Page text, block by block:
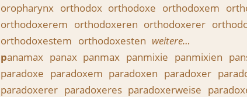
oropharynx orthodox orthodoxe orthodoxem
orthodoxerem orthodoxeren orthodoxerer
orthodoxestem orthodoxesten weitere…
panamax panax panmax panmixie panmixien
paradoxe paradoxem paradoxen paradoxer
paradoxerer paradoxeres paradoxerweise